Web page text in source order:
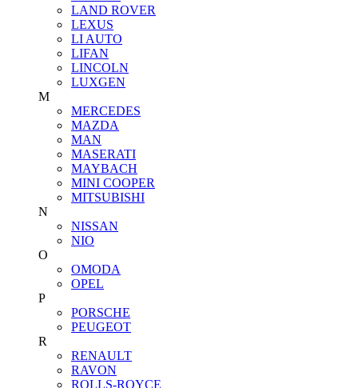
LAND ROVER
LEXUS
LI AUTO
LIFAN
LINCOLN
LUXGEN
M
MERCEDES
MAZDA
MAN
MASERATI
MAYBACH
MINI COOPER
MITSUBISHI
N
NISSAN
NIO
O
OMODA
OPEL
P
PORSCHE
PEUGEOT
R
RENAULT
RAVON
ROLLS-ROYCE